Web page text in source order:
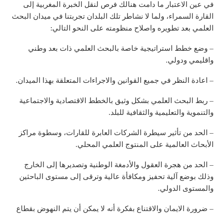
في عين الاعتبار ما دامت هنالك فرص لنقل الخبرة المغربية إلى
القارة السمراء، ولما لا نشاطر تلك البلدان تجربتنا في ميدان البحث
العلمي بعد تطويره واصلاح منظومته على النحو التالي:
– وضع خطط استراتيجية خاصة بالبحث العلمي ذات بعد وطني
واقليمي ودولي.
– اعادة النظر في جميع القوانين والاجراءات المتعلقة بهذا الميدان.
– ربط البحث العلمي بشكل وثيق بالخطط الاقتصادية والاجتماعية
والتنموية والتعليمية والثقافية للبلد.
– الحد من تأثير سيطرة الشركات العابرة للقارات، وسطوة مراكز
الأبحاث العالمية على المنتوج العلمي المحلي.
– الحد من هجرة العقول والأدمغة الوطنية وتصديرها إلى الخارج
وذلك بوضع آلية تحفيز ومكافأة عالية وترقى إلى مستوى الباحثين
والمستوى الدولي.
– ضرورة الايمان والاقتناع بفكرة أنه لا يمكن أن يتم النهوض بقطاع